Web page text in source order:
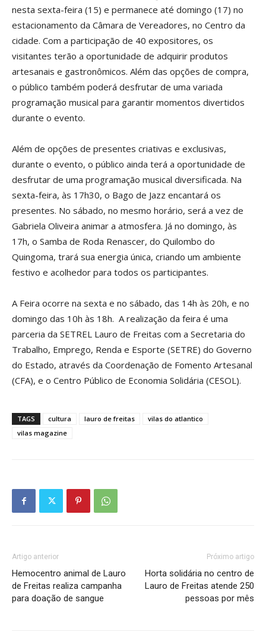
nesta sexta-feira (15) e permanece até domingo (17) no
estacionamento da Câmara de Vereadores, no Centro da
cidade. Com a participação de 40 expositores, os
visitantes terão a oportunidade de adquirir produtos
artesanais e gastronômicos. Além das opções de compra,
o público também poderá desfrutar de uma variada
programação musical para garantir momentos divertidos
durante o evento.
Além de opções de presentes criativas e exclusivas,
durante o evento, o público ainda terá a oportunidade de
desfrutar de uma programação musical diversificada. Na
sexta-feira, às 17h30, o Bago de Jazz encantará os
presentes. No sábado, no mesmo horário, será a vez de
Gabriela Oliveira animar a atmosfera. Já no domingo, às
17h, o Samba de Roda Renascer, do Quilombo do
Quingoma, trará sua energia única, criando um ambiente
festivo e acolhedor para todos os participantes.
A Feira ocorre na sexta e no sábado, das 14h às 20h, e no
domingo das 10h às 18h. A realização da feira é uma
parceria da SETREL Lauro de Freitas com a Secretaria do
Trabalho, Emprego, Renda e Esporte (SETRE) do Governo
do Estado, através da Coordenação de Fomento Artesanal
(CFA), e o Centro Público de Economia Solidária (CESOL).
TAGS cultura lauro de freitas
vilas do atlantico
vilas magazine
Artigo anterior
Hemocentro animal de Lauro
de Freitas realiza campanha
para doação de sangue
Próximo artigo
Horta solidária no centro de
Lauro de Freitas atende 250
pessoas por mês